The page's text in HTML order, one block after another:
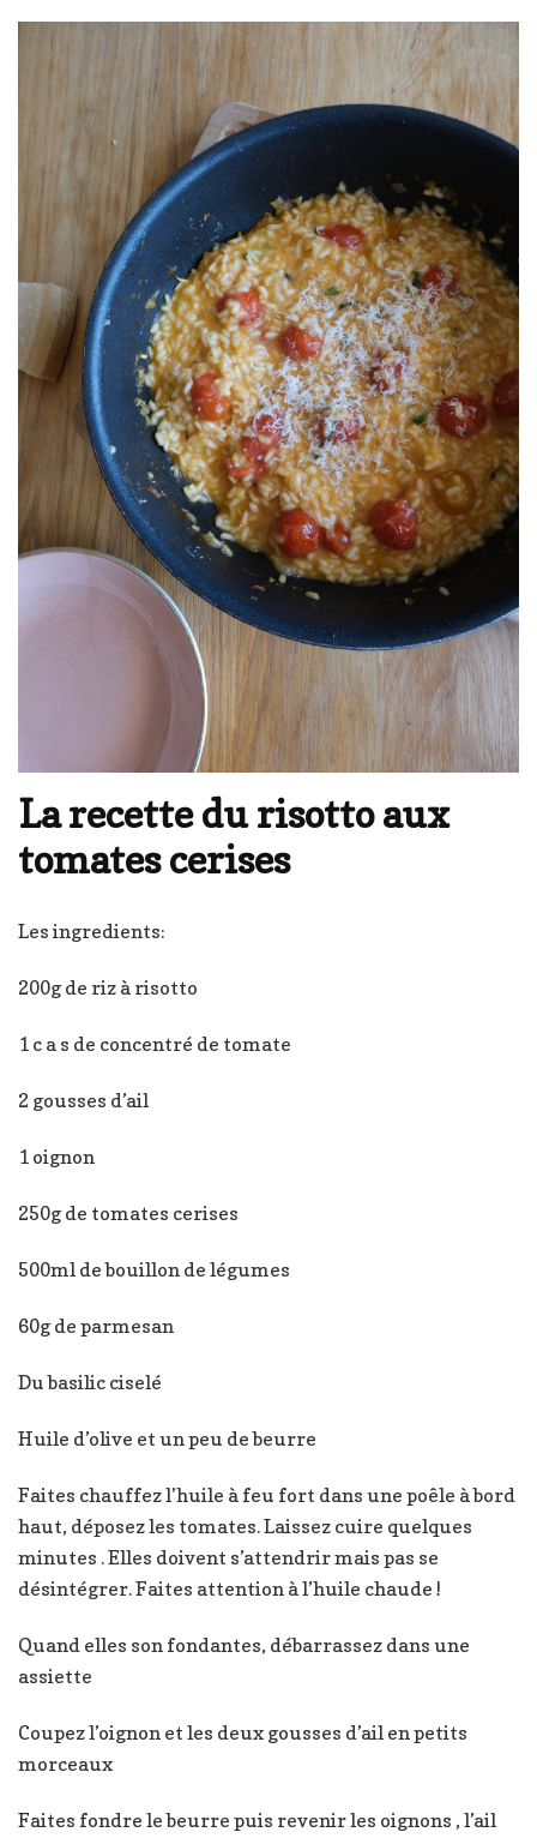
La recette du risotto aux
tomates cerises
Les ingredients:
200g de riz à risotto
1 c a s de concentré de tomate
2 gousses d’ail
1 oignon
250g de tomates cerises
500ml de bouillon de légumes
60g de parmesan
Du basilic ciselé
Huile d’olive et un peu de beurre
Faites chauffez l’huile à feu fort dans une poêle à bord
haut, déposez les tomates. Laissez cuire quelques
minutes . Elles doivent s’attendrir mais pas se
désintégrer. Faites attention à l’huile chaude !
Quand elles son fondantes, débarrassez dans une
assiette
Coupez l’oignon et les deux gousses d’ail en petits
morceaux
Faites fondre le beurre puis revenir les oignons , l’ail